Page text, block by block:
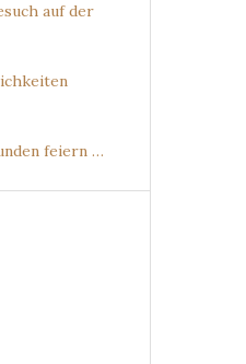
auf der
feiern …